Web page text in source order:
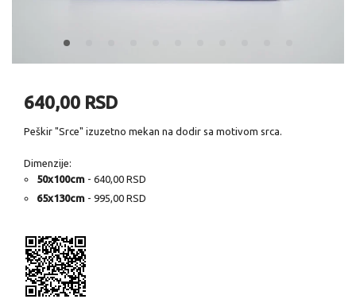
640,00 RSD
Peškir "Srce" izuzetno mekan na dodir sa motivom srca.
Dimenzije:
50x100cm- 640,00 RSD
65x130cm- 995,00 RSD